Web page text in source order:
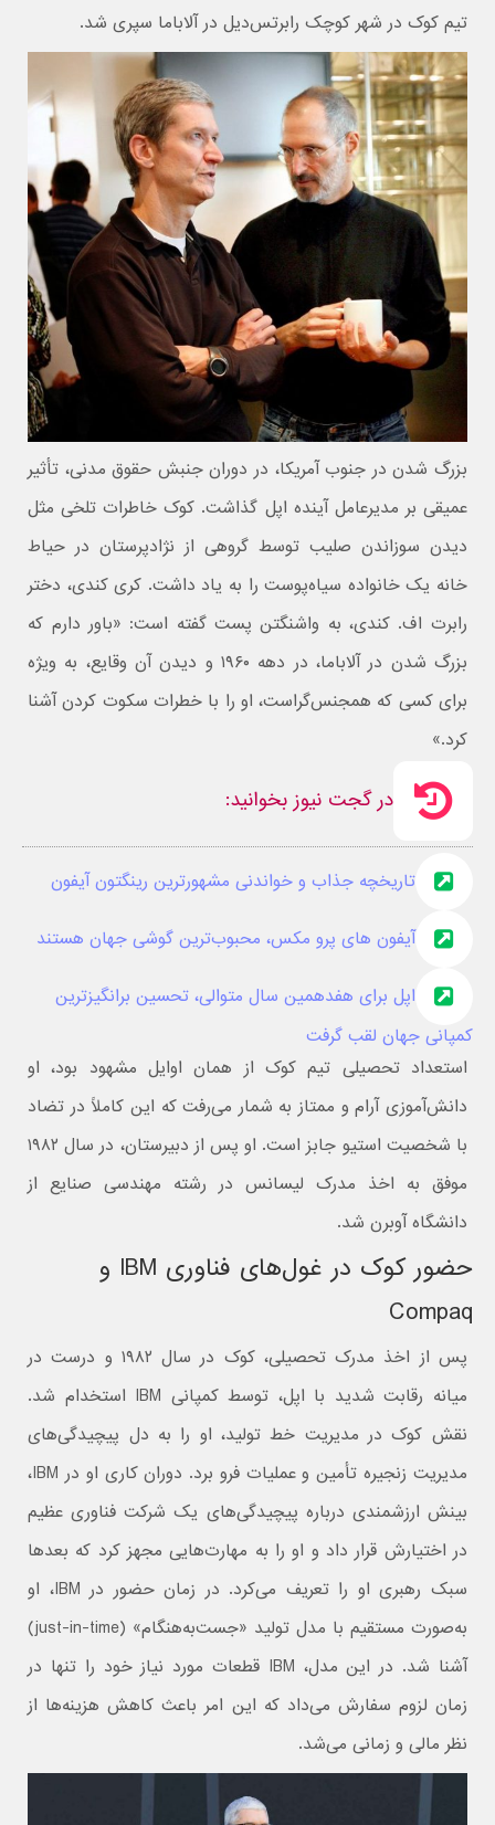
تیم کوک در شهر کوچک رابرتس‌دیل در آلاباما سپری شد.
بزرگ شدن در جنوب آمریکا، در دوران جنبش حقوق مدنی، تأثیر
عمیقی بر مدیرعامل آینده اپل گذاشت. کوک‌ خاطرات تلخی مثل
دیدن سوزاندن صلیب توسط گروهی از نژادپرستان در حیاط
خانه یک خانواده سیاه‌پوست را به یاد داشت. کری کندی، دختر
رابرت اف. کندی، به واشنگتن پست گفته است: «باور دارم که
بزرگ شدن در آلاباما، در دهه ۱۹۶۰ و دیدن آن وقایع، به ویژه
برای کسی که همجنس‌گراست، او را با خطرات سکوت کردن آشنا
کرد.»
در گجت نیوز بخوانید:
تاریخچه جذاب و خواندنی مشهورترین رینگتون آیفون
آیفون های پرو مکس، محبوب‌ترین گوشی جهان هستند
اپل برای هفدهمین سال متوالی، تحسین برانگیزترین
کمپانی جهان لقب گرفت
استعداد تحصیلی تیم کوک از همان اوایل مشهود بود، او
دانش‌آموزی آرام و ممتاز به شمار می‌رفت که این کاملاً در تضاد
با شخصیت استیو جابز است. او پس از دبیرستان، در سال ۱۹۸۲
موفق به اخذ مدرک لیسانس در رشته مهندسی صنایع از
دانشگاه آوبرن شد.
حضور کوک در غول‌های فناوری IBM و
Compaq
پس از اخذ مدرک تحصیلی، کوک در سال ۱۹۸۲ و درست در
میانه رقابت شدید با اپل، توسط کمپانی IBM استخدام شد.
نقش کوک در مدیریت خط تولید، او را به دل پیچیدگی‌های
مدیریت زنجیره تأمین و عملیات فرو برد. دوران کاری او در IBM،
بینش ارزشمندی درباره پیچیدگی‌های یک شرکت فناوری عظیم
در اختیارش قرار داد و او را به مهارت‌هایی مجهز کرد که بعدها
سبک رهبری او را تعریف می‌کرد. در زمان حضور در IBM، او
به‌صورت مستقیم با مدل تولید «جست‌به‌هنگام» (just-in-time)
آشنا شد. در این مدل، IBM قطعات مورد نیاز خود را تنها در
زمان لزوم سفارش می‌داد که این امر باعث کاهش هزینه‌ها از
نظر مالی و زمانی می‌شد.